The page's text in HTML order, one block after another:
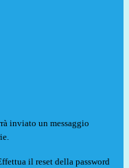
inviato un messaggio
il reset della password